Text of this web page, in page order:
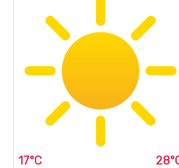
17°C